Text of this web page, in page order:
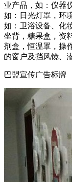
业产品，如：仪器
如：日光灯罩，环
如：卫浴设备、化
坐背，糖果盒，资
剂盒，恒温罩，操
的窗户及挡风镜、
巴盟宣传广告标牌